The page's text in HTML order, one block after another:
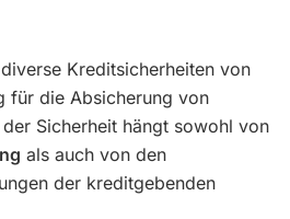
Kreditsicherheiten von
für die Absicherung von
Sicherheit hängt sowohl von
als auch von den
der kreditgebenden